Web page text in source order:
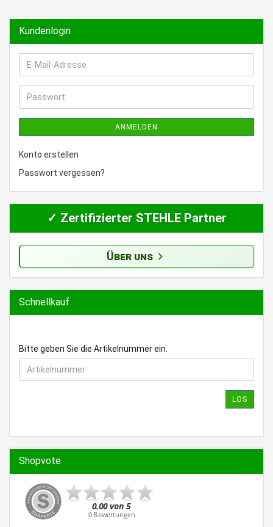
Kundenlogin
E-
Mail-
Adresse
Passwort
ANMELDEN
Konto erstellen
Passwort vergessen?
✓ Zertifizierter STEHLE Partner
Über uns
Schnellkauf
BITTE
GEBEN
SIE
DIE
Bitte geben Sie die Artikelnummer ein.
LOS
Shopvote